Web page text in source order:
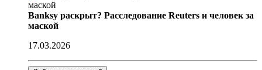
Banksy раскрыт? Расследование Reuters и человек за
маской
17.03.2026